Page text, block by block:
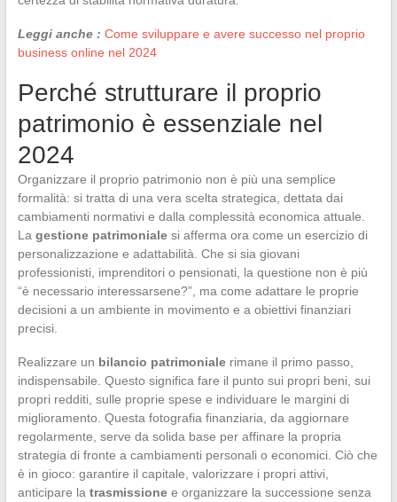
Leggi anche : Come sviluppare e avere successo nel proprio
business online nel 2024
Perché strutturare il proprio
patrimonio è essenziale nel
2024
Organizzare il proprio patrimonio non è più una semplice
formalità: si tratta di una vera scelta strategica, dettata dai
cambiamenti normativi e dalla complessità economica attuale.
La gestione patrimonialesi afferma ora come un esercizio di
personalizzazione e adattabilità. Che si sia giovani
professionisti, imprenditori o pensionati, la questione non è più
“è necessario interessarsene?”, ma come adattare le proprie
decisioni a un ambiente in movimento e a obiettivi finanziari
precisi.
Realizzare un bilancio patrimonialerimane il primo passo,
indispensabile. Questo significa fare il punto sui propri beni, sui
propri redditi, sulle proprie spese e individuare le margini di
miglioramento. Questa fotografia finanziaria, da aggiornare
regolarmente, serve da solida base per affinare la propria
strategia di fronte a cambiamenti personali o economici. Ciò che
è in gioco: garantire il capitale, valorizzare i propri attivi,
anticipare la trasmissionee organizzare la successione senza